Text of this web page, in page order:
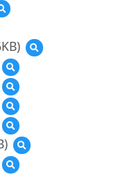
預
覽
學
活
動
設
計.pdf
預
覽
預
覽
DSC03694(001).jpg
預
覽
DSC03690(001).jpg
預
覽
DSC03701(001).jpg
預
覽
DSC03705(001).jpg
預
覽
預
覽